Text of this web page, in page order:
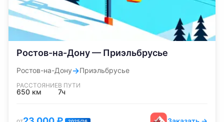
Ростов-на-Дону — Приэльбрусье
Ростов-на-Дону→Приэльбрусье
РАССТОЯНИЕ
650 км
В ПУТИ
7ч